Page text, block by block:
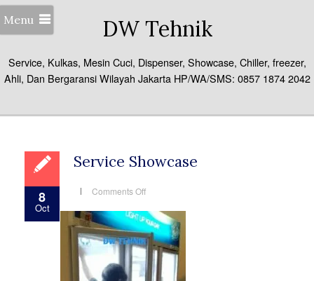
Menu DW Tehnik
Service, Kulkas, Mesin Cuci, Dispenser, Showcase, Chiller, freezer,
Ahli, Dan Bergaransi Wilayah Jakarta HP/WA/SMS: 0857 1874 2042
8
Oct
Service Showcase
Comments Offon